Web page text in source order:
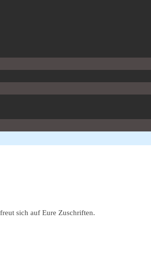
sich auf Eure Zuschriften.